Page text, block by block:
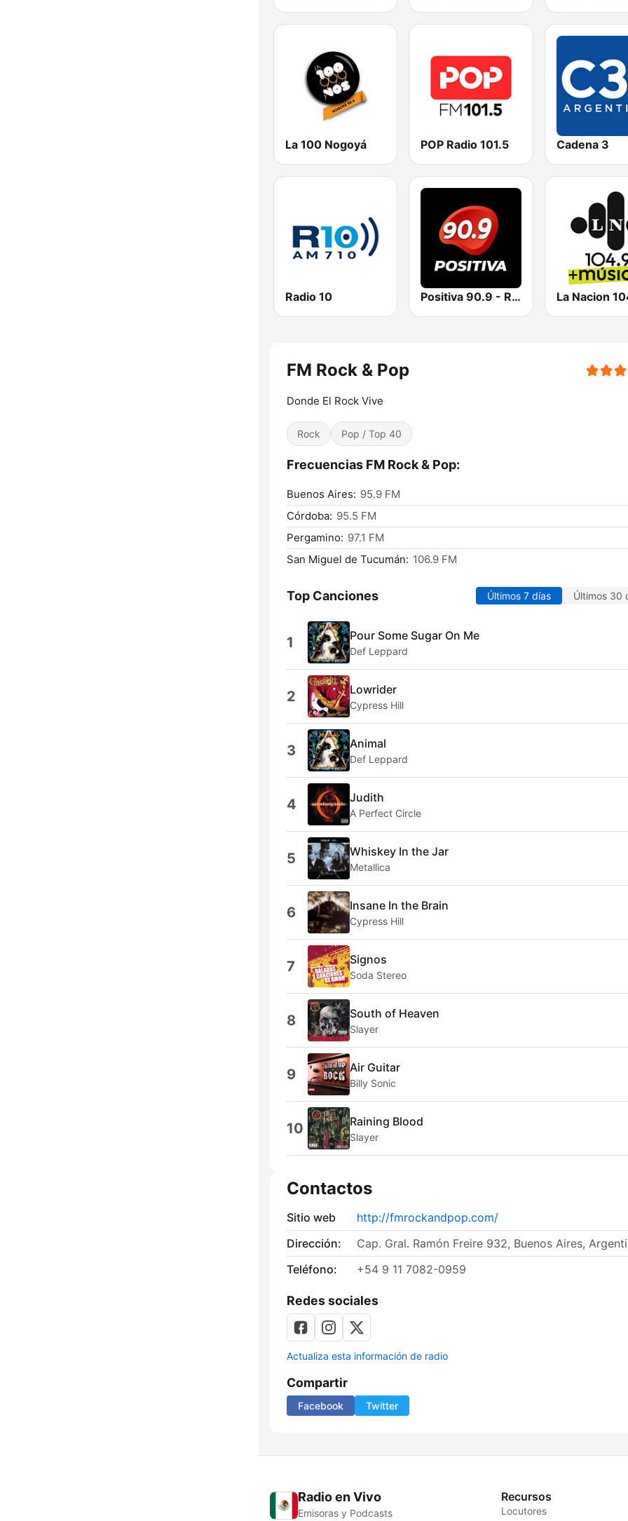
La 100 Nogoyá POP Radio 101.5 Cadena 3
Radio 10 Positiva 90.9 - Radio Mitre Corrientes La Nacion
FM Rock & Pop
Donde El Rock Vive
Rock Pop / Top 40
Frecuencias FM Rock & Pop:
Buenos Aires: 95.9 FM
Córdoba: 95.5 FM
Pergamino: 97.1 FM
San Miguel de Tucumán: 106.9 FM
Top Canciones Últimos 7 días Últimos 30
1 Pour Some Sugar On Me
Def Leppard
2 Lowrider
Cypress Hill
3 Animal
Def Leppard
4 Judith
A Perfect Circle
5 Whiskey In the Jar
Metallica
6 Insane In the Brain
Cypress Hill
7 Signos
Soda Stereo
8 South of Heaven
Slayer
9 Air Guitar
Billy Sonic
10 Raining Blood
Slayer
Contactos
Sitio web
http://fmrockandpop.com/
Dirección:
Cap. Gral. Ramón Freire 932, Buenos Aires,
Teléfono:
+54 9 11 7082-0959
Redes sociales
Actualiza esta información de radio
Compartir
Facebook Twitter
Radio en Vivo
Emisoras y Podcasts
Recursos
Locutores